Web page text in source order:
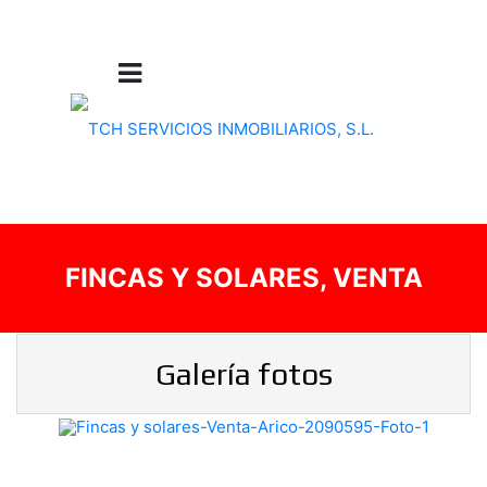
FINCAS Y SOLARES, VENTA
Galería fotos